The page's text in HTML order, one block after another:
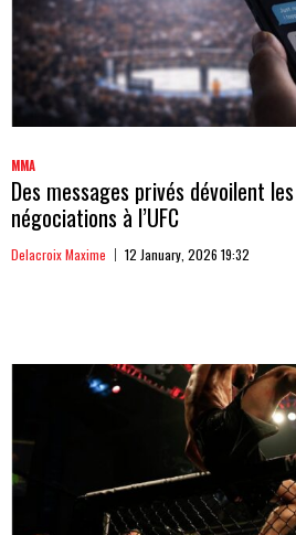
MMA
Des messages privés dévoilent
négociations à l’UFC
Delacroix Maxime 12 January, 2026 19:32